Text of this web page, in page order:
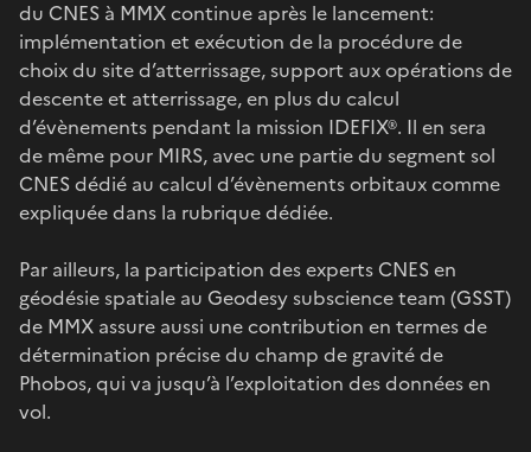
du CNES à MMX continue après le lancement:
implémentation et exécution de la procédure de
choix du site d’atterrissage, support aux opérations de
descente et atterrissage, en plus du calcul
d’évènements pendant la mission IDEFIX®. Il en sera
de même pour MIRS, avec une partie du segment sol
CNES dédié au calcul d’évènements orbitaux comme
expliquée dans la rubrique dédiée.
Par ailleurs, la participation des experts CNES en
géodésie spatiale au Geodesy subscience team (GSST)
de MMX assure aussi une contribution en termes de
détermination précise du champ de gravité de
Phobos, qui va jusqu’à l’exploitation des données en
vol.